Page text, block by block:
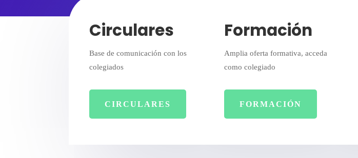
Circulares
Base de comunicación con los
colegiados
CIRCULARES
Formación
Amplia oferta formativa, acceda
como colegiado
FORMACIÓN